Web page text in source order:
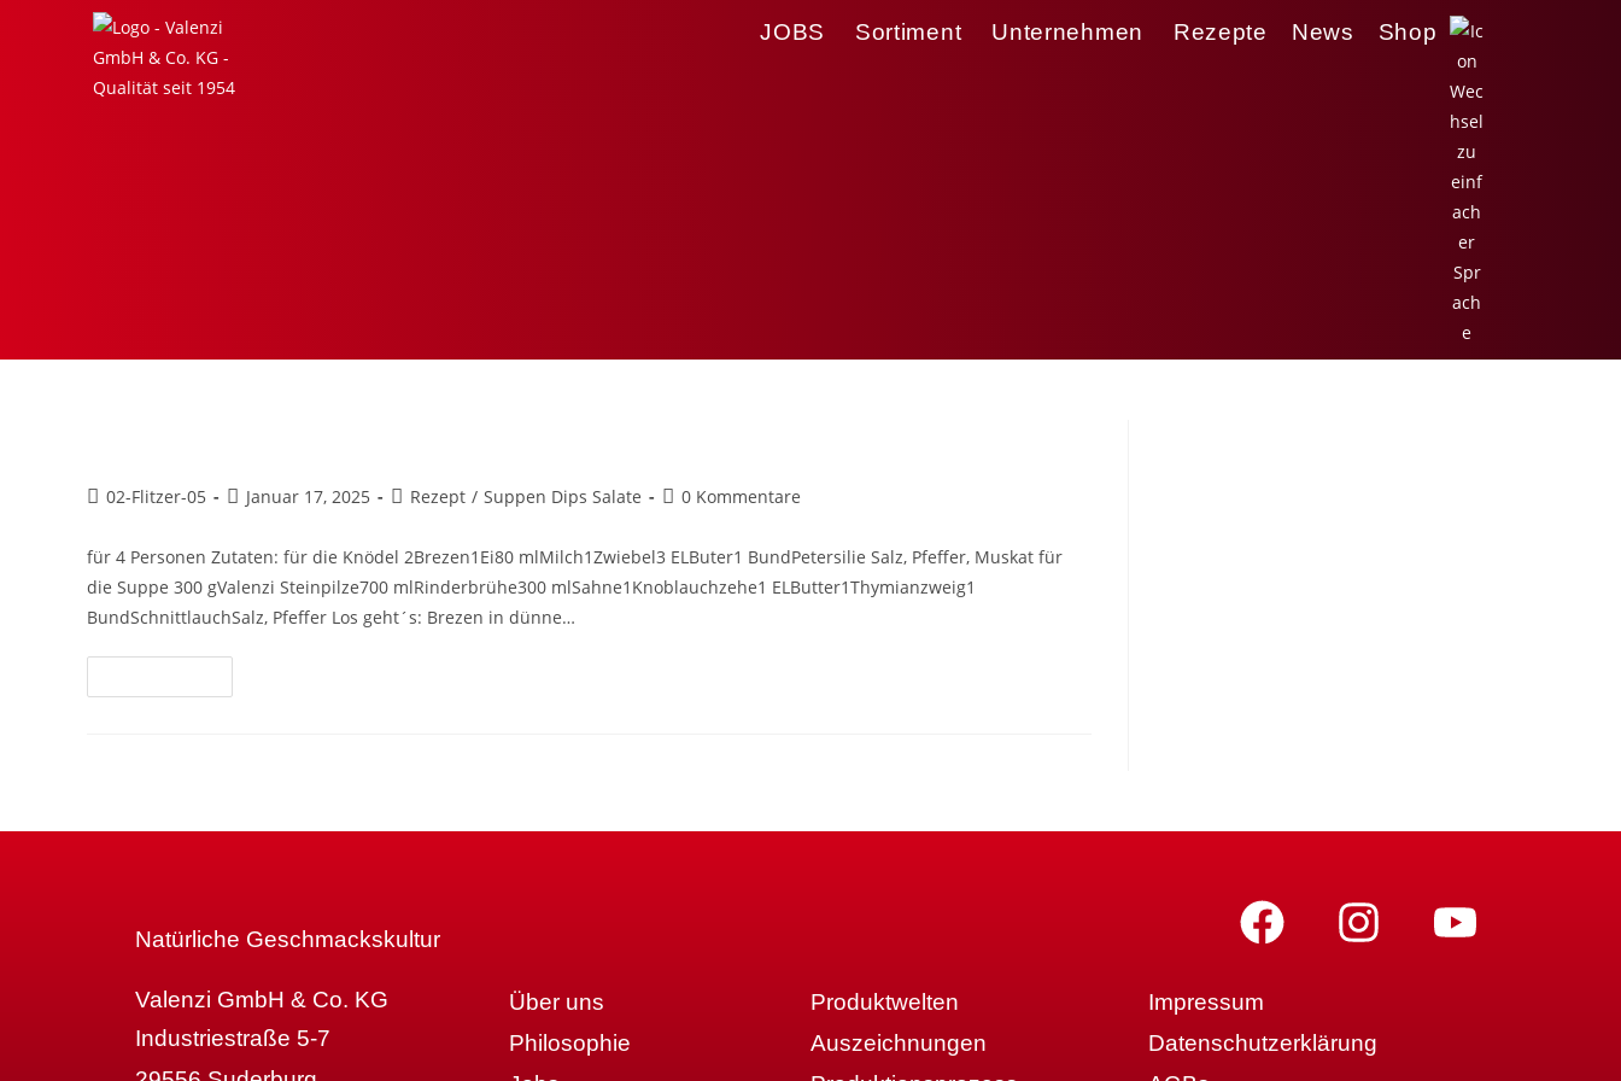
JOBS Sortiment Unternehmen Rezepte News Shop
02-Flitzer-05 Januar 17, 2025 Rezept / Suppen Dips Salate 0 Kommentare
für 4 Personen Zutaten: für die Knödel 2Brezen1Ei80 mlMilch1Zwiebel3 ELButer1 BundPetersilie Salz, Pfeffer, Muskat für
die Suppe 300 gValenzi Steinpilze700 mlRinderbrühe300 mlSahne1Knoblauchzehe1 ELButter1Thymianzweig1
BundSchnittlauchSalz, Pfeffer Los geht´s: Brezen in dünne…
Natürliche Geschmackskultur
Valenzi GmbH & Co. KG
Industriestraße 5-7
Über uns
Philosophie
Produktwelten
Auszeichnungen
Impressum
Datenschutzerklärung